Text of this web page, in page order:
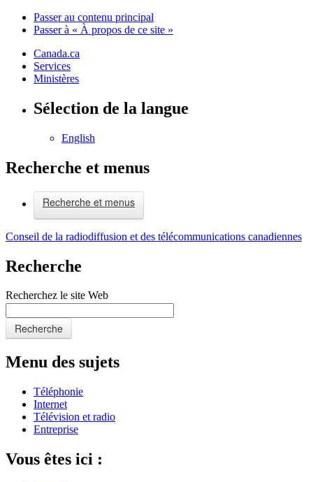
Passer au contenu principal
Passer à « À propos de ce site »
Canada.ca
Services
Ministères
Sélection de la langue
English
Recherche et menus
Recherche et menus
Conseil de la radiodiffusion et des télécommunications canadiennes
Recherche
Recherchez le site Web
Recherche
Menu des sujets
Téléphonie
Internet
Télévision et radio
Entreprise
Vous êtes ici :